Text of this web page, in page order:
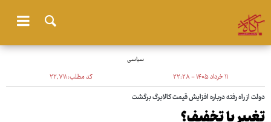
سیاسی
۱۱ خرداد ۱۴۰۵ - ۲۲:۲۸ کد مطلب:۲۲٬۷۱۱
دولت از راه رفته درباره افزایش قیمت کالابرگ برگشت